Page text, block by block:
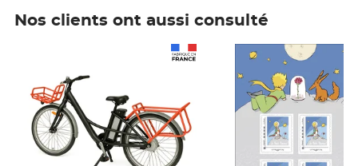
Nos clients ont aussi consulté
Prix 6,25€ HT